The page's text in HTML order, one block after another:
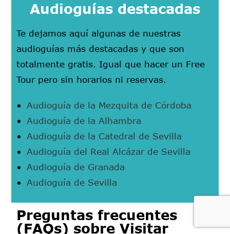
Audioguías destacadas
Te dejamos aquí algunas de nuestras
audioguías más destacadas y que son
totalmente gratis. Igual que hacer un Free
Tour pero sin horarios ni reservas.
Audioguía de la Mezquita de Córdoba
Audioguía de la Alhambra
Audioguía de la Catedral de Sevilla
Audioguía del Real Alcázar de Sevilla
Audioguía de Granada
Audioguía de Sevilla
Preguntas frecuentes
(FAQs) sobre Visitar